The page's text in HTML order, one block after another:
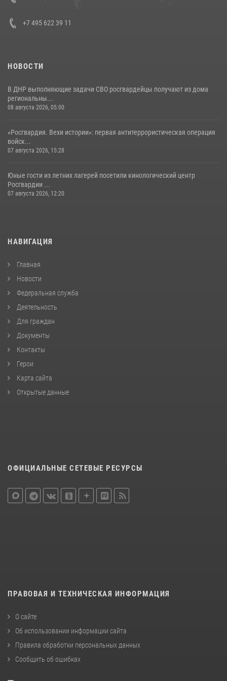
+7 495 622 39 11
НОВОСТИ
В ДНР выполняющие задачи СВО росгвардейцы получают из дома
региональны...
08 августа 2026, 05:00
«Росгвардия. Вехи истории»: первая антитеррористическая операция
войск...
07 августа 2026, 15:28
Юные гости из летних лагерей посетили кинологический центр
Росгвардии ...
07 августа 2026, 12:20
НАВИГАЦИЯ
Главная
Новости
Федеральная служба
Деятельность
Для граждан
Документы
Контакты
Герои
Карта сайта
Открытые данные
ОФИЦИАЛЬНЫЕ СЕТЕВЫЕ РЕСУРСЫ
ПРАВОВАЯ И ТЕХНИЧЕСКАЯ ИНФОРМАЦИЯ
О сайте
Об использовании информации сайта
Правила обработки персональных данных
Сообщить об ошибках